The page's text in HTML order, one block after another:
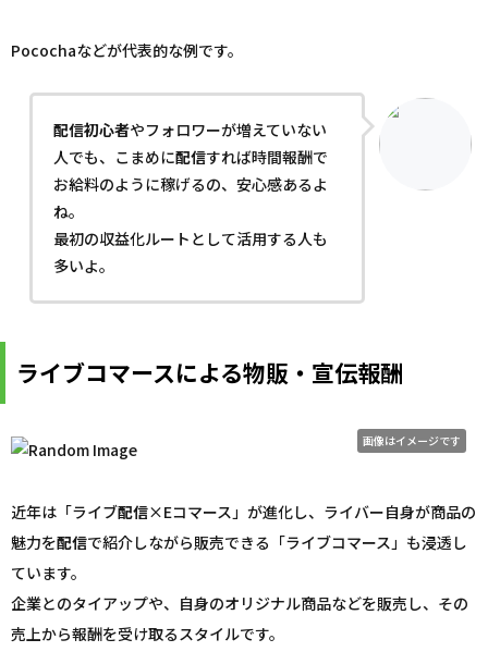
Pocochaなどが代表的な例です。
配信初心者やフォロワーが増えていない
人でも、こまめに配信すれば時間報酬で
お給料のように稼げるの、安心感あるよ
ね。
最初の収益化ルートとして活用する人も
多いよ。
ライブコマースによる物販・宣伝報酬
画像はイメージです
近年は「ライブ配信×Eコマース」が進化し、ライバー自身が商品の
魅力を配信で紹介しながら販売できる「ライブコマース」も浸透し
ています。
企業とのタイアップや、自身のオリジナル商品などを販売し、その
売上から報酬を受け取るスタイルです。